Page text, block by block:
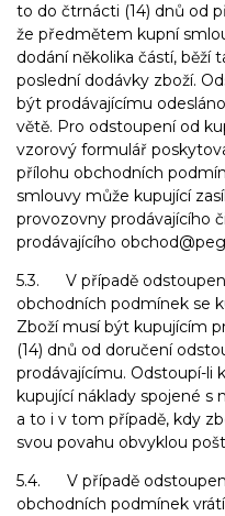
to do čtrnácti (14) dnů od
že předmětem kupní
dodání několika částí,
poslední dodávky zboží.
být prodávajícímu
větě. Pro odstoupení od
vzorový formulář
přílohu obchodních
smlouvy může kupující
provozovny prodávajícího
prodávajícího
5.3. V případě
obchodních podmínek se
Zboží musí být kupujícím
(14) dnů od doručení
prodávajícímu. Odstoupí-li
kupující náklady spojené s
a to i v tom případě, kdy
svou povahu obvyklou
5.4. V případě
obchodních podmínek